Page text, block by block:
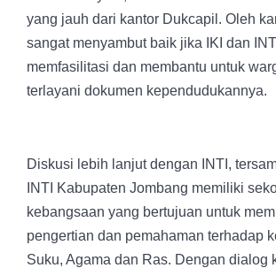
yang jauh dari kantor Dukcapil. Oleh
sangat menyambut baik jika IKI dan
memfasilitasi dan membantu untuk
terlayani dokumen kependudukannya.
Diskusi lebih lanjut dengan INTI,
INTI Kabupaten Jombang memiliki
kebangsaan yang bertujuan untuk
pengertian dan pemahaman terhadap
Suku, Agama dan Ras. Dengan dialog